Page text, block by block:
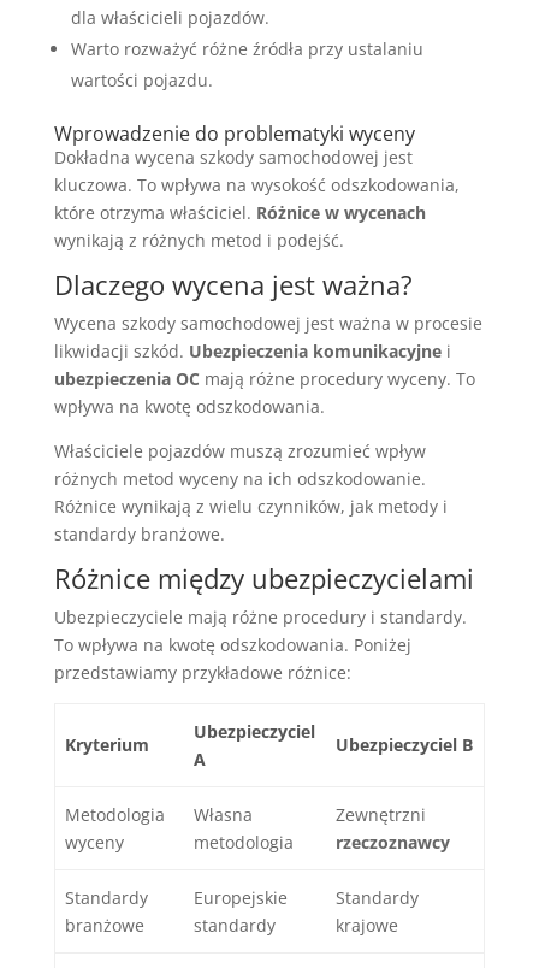
dla właścicieli pojazdów.
Warto rozważyć różne źródła przy ustalaniu
wartości pojazdu.
Wprowadzenie do problematyki wyceny
Dokładna wycena szkody samochodowej jest
kluczowa. To wpływa na wysokość odszkodowania,
które otrzyma właściciel. Różnice w wycenach
wynikają z różnych metod i podejść.
Dlaczego wycena jest ważna?
Wycena szkody samochodowej jest ważna w procesie
likwidacji szkód. Ubezpieczenia komunikacyjnei
ubezpieczenia OC mają różne procedury wyceny. To
wpływa na kwotę odszkodowania.
Właściciele pojazdów muszą zrozumieć wpływ
różnych metod wyceny na ich odszkodowanie.
Różnice wynikają z wielu czynników, jak metody i
standardy branżowe.
Różnice między ubezpieczycielami
Ubezpieczyciele mają różne procedury i standardy.
To wpływa na kwotę odszkodowania. Poniżej
przedstawiamy przykładowe różnice:
Kryterium
Ubezpieczyciel
A
Ubezpieczyciel B
Metodologia
wyceny
Własna
metodologia
Zewnętrzni
rzeczoznawcy
Standardy
branżowe
Europejskie
standardy
Standardy
krajowe